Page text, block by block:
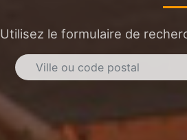
Utilisez le formulaire de